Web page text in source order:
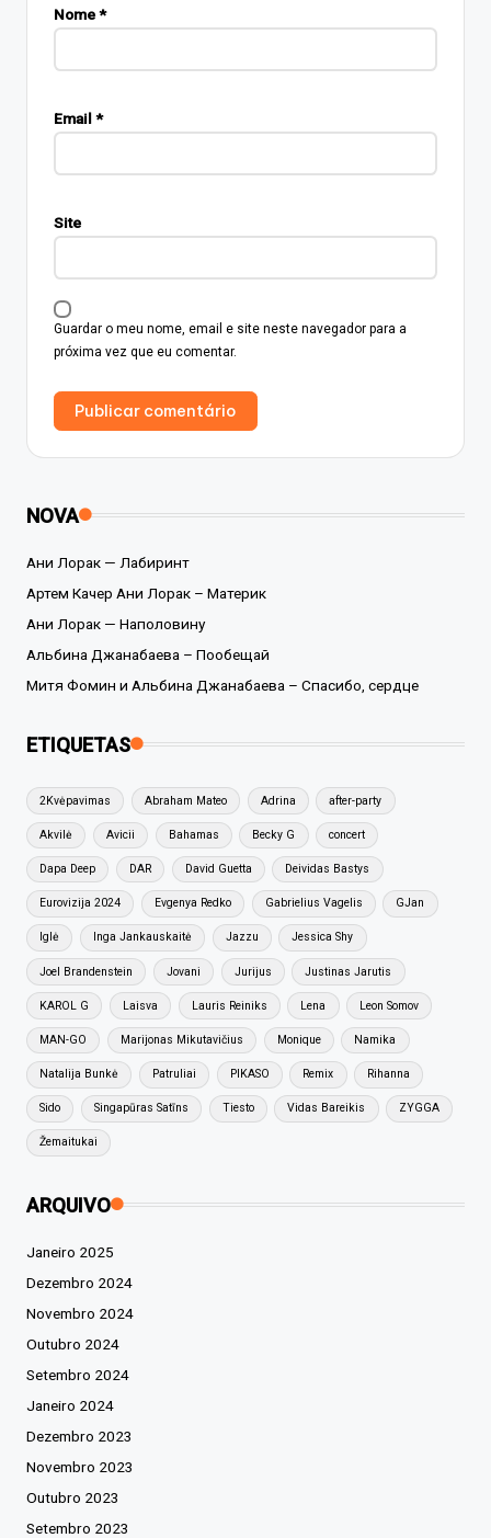
Nome*
Email *
Site
Guardar o meu nome, email e site neste navegador para a
próxima vez que eu comentar.
NOVA
Ани Лорак — Лабиринт
Артем Качер Ани Лорак – Материк
Ани Лорак — Наполовину
Альбина Джанабаева – Пообещай
Митя Фомин и Альбина Джанабаева – Спасибо, сердце
ETIQUETAS
2Kvėpavimas Abraham Mateo Adrina after-party
Akvilė Avicii Bahamas Becky G concert
Dapa Deep DAR David Guetta Deividas Bastys
Eurovizija 2024 Evgenya Redko Gabrielius Vagelis GJan
Iglė Inga Jankauskaitė Jazzu Jessica Shy
Joel Brandenstein Jovani Jurijus Justinas Jarutis
KAROL G Laisva Lauris Reiniks Lena Leon Somov
MAN-GO Marijonas Mikutavičius Monique Namika
Natalija Bunkė Patruliai PIKASO Remix Rihanna
Sido Singapūras Satīns Tiesto Vidas Bareikis ZYGGA
Žemaitukai
ARQUIVO
Janeiro 2025
Dezembro 2024
Novembro 2024
Outubro 2024
Setembro 2024
Janeiro 2024
Dezembro 2023
Novembro 2023
Outubro 2023
Setembro 2023